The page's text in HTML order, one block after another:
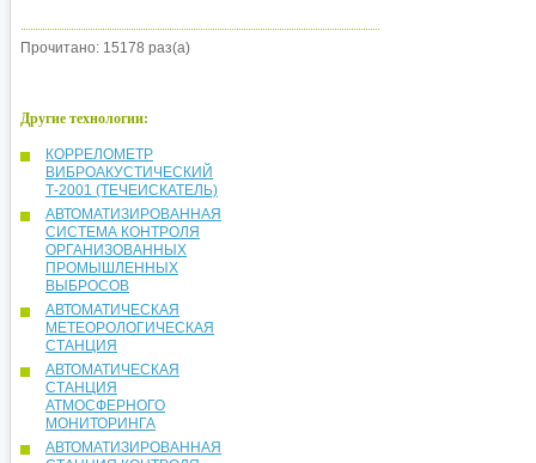
Прочитано: 15178 раз(а)
Другие технологии:
КОРРЕЛОМЕТР
ВИБРОАКУСТИЧЕСКИЙ
Т-2001 (ТЕЧЕИСКАТЕЛЬ)
АВТОМАТИЗИРОВАННАЯ
СИСТЕМА КОНТРОЛЯ
ОРГАНИЗОВАННЫХ
ПРОМЫШЛЕННЫХ
ВЫБРОСОВ
АВТОМАТИЧЕСКАЯ
МЕТЕОРОЛОГИЧЕСКАЯ
СТАНЦИЯ
АВТОМАТИЧЕСКАЯ
СТАНЦИЯ
АТМОСФЕРНОГО
МОНИТОРИНГА
АВТОМАТИЗИРОВАННАЯ